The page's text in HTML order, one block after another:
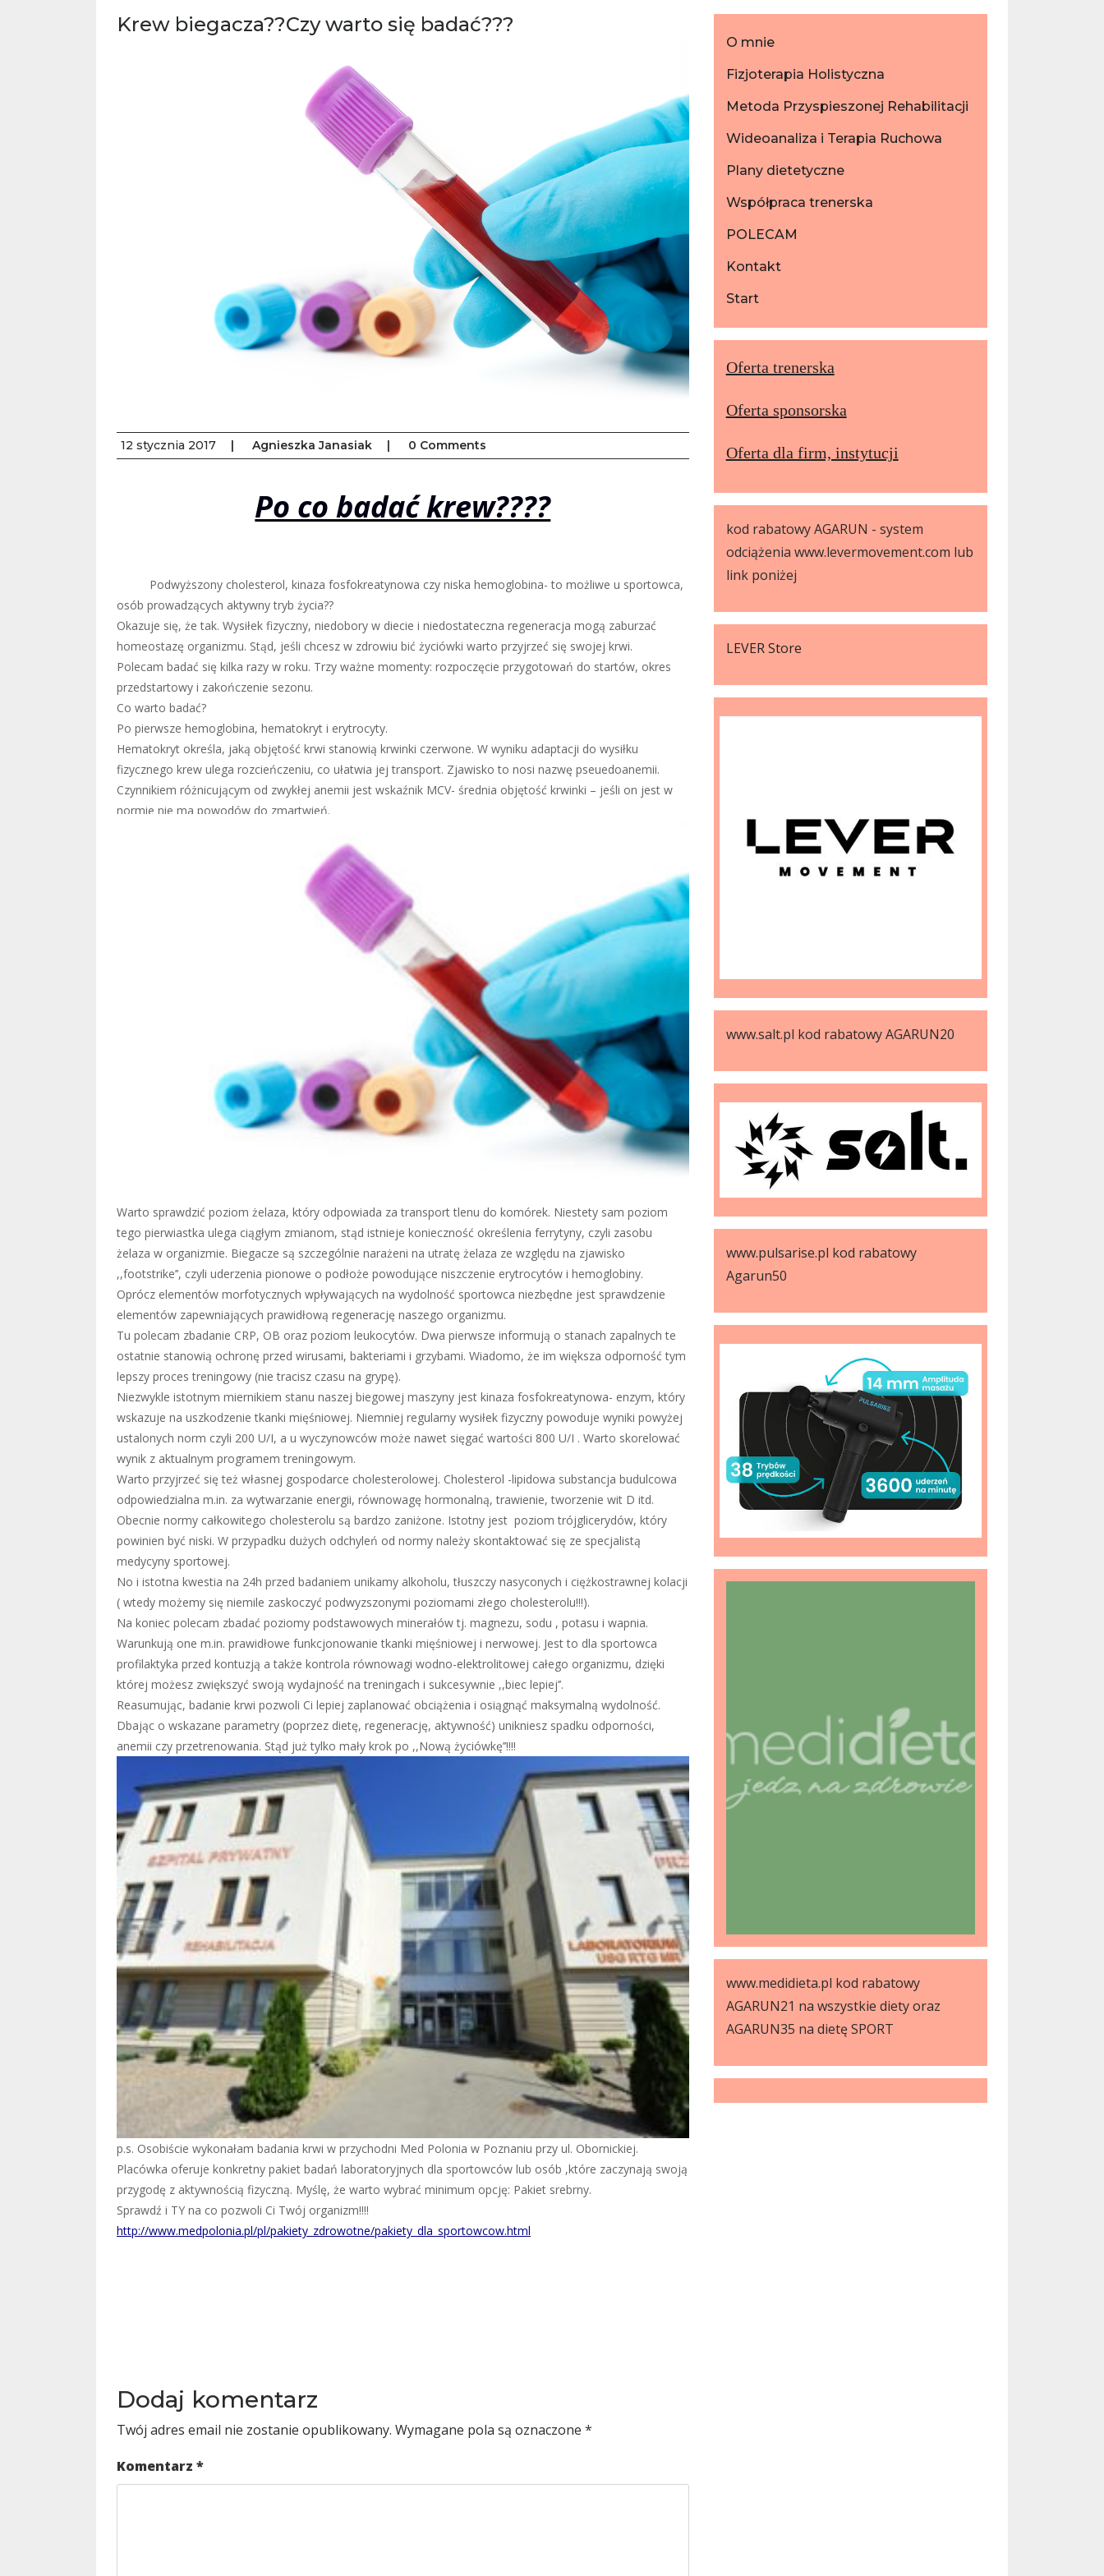
Krew biegacza??Czy warto się badać???
12 stycznia 2017 | Agnieszka Janasiak | 0 Comments
Po co badać krew????
Podwyższony cholesterol, kinaza fosfokreatynowa czy niska hemoglobina- to możliwe u sportowca,
osób prowadzących aktywny tryb życia??
Okazuje się, że tak. Wysiłek fizyczny, niedobory w diecie i niedostateczna regeneracja mogą zaburzać
homeostazę organizmu. Stąd, jeśli chcesz w zdrowiu bić życiówki warto przyjrzeć się swojej krwi.
Polecam badać się kilka razy w roku. Trzy ważne momenty: rozpoczęcie przygotowań do startów, okres
przedstartowy i zakończenie sezonu.
Co warto badać?
Po pierwsze hemoglobina, hematokryt i erytrocyty.
Hematokryt określa, jaką objętość krwi stanowią krwinki czerwone. W wyniku adaptacji do wysiłku
fizycznego krew ulega rozcieńczeniu, co ułatwia jej transport. Zjawisko to nosi nazwę pseuedoanemii.
Czynnikiem różnicującym od zwykłej anemii jest wskaźnik MCV- średnia objętość krwinki – jeśli on jest w
normie nie ma powodów do zmartwień.
Warto sprawdzić poziom żelaza, który odpowiada za transport tlenu do komórek. Niestety sam poziom
tego pierwiastka ulega ciągłym zmianom, stąd istnieje konieczność określenia ferrytyny, czyli zasobu
żelaza w organizmie. Biegacze są szczególnie narażeni na utratę żelaza ze względu na zjawisko
,,footstrike’’, czyli uderzenia pionowe o podłoże powodujące niszczenie erytrocytów i hemoglobiny.
Oprócz elementów morfotycznych wpływających na wydolność sportowca niezbędne jest sprawdzenie
elementów zapewniających prawidłową regenerację naszego organizmu.
Tu polecam zbadanie CRP, OB oraz poziom leukocytów. Dwa pierwsze informują o stanach zapalnych te
ostatnie stanowią ochronę przed wirusami, bakteriami i grzybami. Wiadomo, że im większa odporność tym
lepszy proces treningowy (nie tracisz czasu na grypę).
Niezwykle istotnym miernikiem stanu naszej biegowej maszyny jest kinaza fosfokreatynowa- enzym, który
wskazuje na uszkodzenie tkanki mięśniowej. Niemniej regularny wysiłek fizyczny powoduje wyniki powyżej
ustalonych norm czyli 200 U/I, a u wyczynowców może nawet sięgać wartości 800 U/I . Warto skorelować
wynik z aktualnym programem treningowym.
Warto przyjrzeć się też własnej gospodarce cholesterolowej. Cholesterol -lipidowa substancja budulcowa
odpowiedzialna m.in. za wytwarzanie energii, równowagę hormonalną, trawienie, tworzenie wit D itd.
Obecnie normy całkowitego cholesterolu są bardzo zaniżone. Istotny jest poziom trójglicerydów, który
powinien być niski. W przypadku dużych odchyleń od normy należy skontaktować się ze specjalistą
medycyny sportowej.
No i istotna kwestia na 24h przed badaniem unikamy alkoholu, tłuszczy nasyconych i ciężkostrawnej kolacji
( wtedy możemy się niemile zaskoczyć podwyzszonymi poziomami złego cholesterolu!!!).
Na koniec polecam zbadać poziomy podstawowych minerałów tj. magnezu, sodu , potasu i wapnia.
Warunkują one m.in. prawidłowe funkcjonowanie tkanki mięśniowej i nerwowej. Jest to dla sportowca
profilaktyka przed kontuzją a także kontrola równowagi wodno-elektrolitowej całego organizmu, dzięki
której możesz zwiększyć swoją wydajność na treningach i sukcesywnie ,,biec lepiej’’.
Reasumując, badanie krwi pozwoli Ci lepiej zaplanować obciążenia i osiągnąć maksymalną wydolność.
Dbając o wskazane parametry (poprzez dietę, regenerację, aktywność) unikniesz spadku odporności,
anemii czy przetrenowania. Stąd już tylko mały krok po ,,Nową życiówkę’’!!!!
p.s. Osobiście wykonałam badania krwi w przychodni Med Polonia w Poznaniu przy ul. Obornickiej.
Placówka oferuje konkretny pakiet badań laboratoryjnych dla sportowców lub osób ,które zaczynają swoją
przygodę z aktywnością fizyczną. Myślę, że warto wybrać minimum opcję: Pakiet srebrny.
Sprawdź i TY na co pozwoli Ci Twój organizm!!!!
http://www.medpolonia.pl/pl/pakiety_zdrowotne/pakiety_dla_sportowcow.html
Dodaj komentarz
Twój adres email nie zostanie opublikowany. Wymagane pola są oznaczone *
Komentarz *
O mnie
Fizjoterapia Holistyczna
Metoda Przyspieszonej Rehabilitacji
Wideoanaliza i Terapia Ruchowa
Plany dietetyczne
Współpraca trenerska
POLECAM
Kontakt
Start
Oferta trenerska
Oferta sponsorska
Oferta dla firm, instytucji
kod rabatowy AGARUN - system
odciążenia www.levermovement.com lub
link poniżej
LEVER Store
www.salt.pl kod rabatowy AGARUN20
www.pulsarise.pl kod rabatowy
Agarun50
www.medidieta.pl kod rabatowy
AGARUN21 na wszystkie diety oraz
AGARUN35 na dietę SPORT